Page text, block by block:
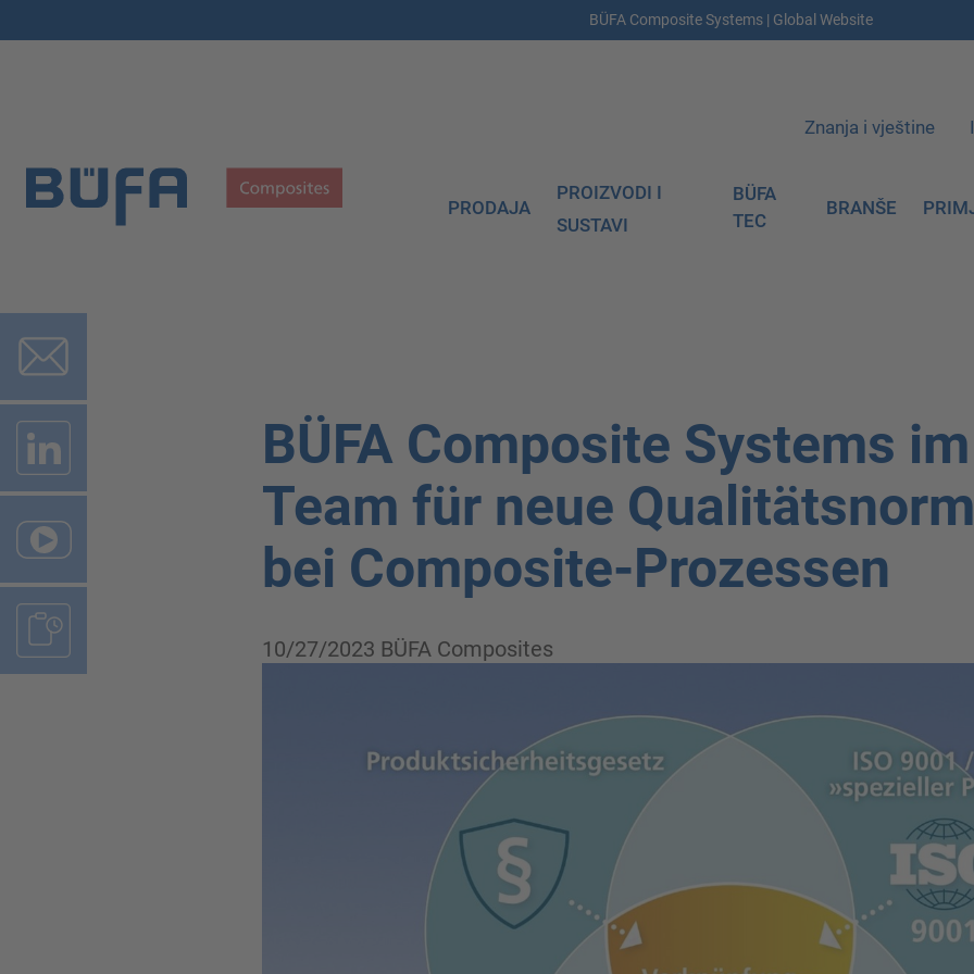
BÜFA Composite Systems | Global Website
Znanja i vještine
PRODAJA
PROIZVODI I
SUSTAVI
BÜFA
TEC
BRANŠE
BÜFA Composite Systems im
Team für neue Qualitätsnorm
bei Composite-Prozessen
10/27/2023 BÜFA Composites